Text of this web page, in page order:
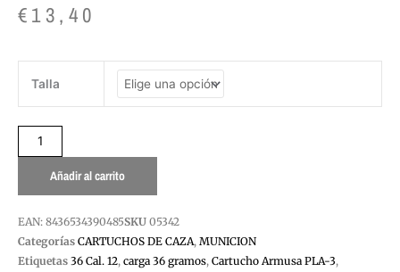
€13,40
Talla
36GR
ARMUSA
PLA-
CAL.12Añadir al carrito
EAN: 8436534390485SKU 05342
Categorías CARTUCHOS DE CAZA, MUNICION
Etiquetas 36 Cal. 12, carga 36 gramos, Cartucho Armusa PLA-3,